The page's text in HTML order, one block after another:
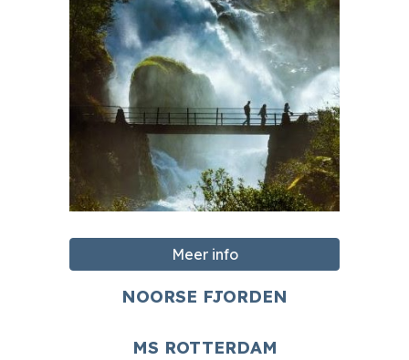
Meer info
NOORSE FJORDEN
MS ROTTERDAM